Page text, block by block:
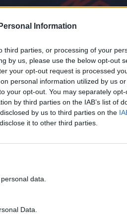
Information
third parties, or processing of your
by us, please use the below opt-out
your opt-out request is processed
personal information utilized by us
your opt-out. You may separately
by third parties on the IAB’s list of
by us to third parties on the
it to other third parties.
data.
Data.